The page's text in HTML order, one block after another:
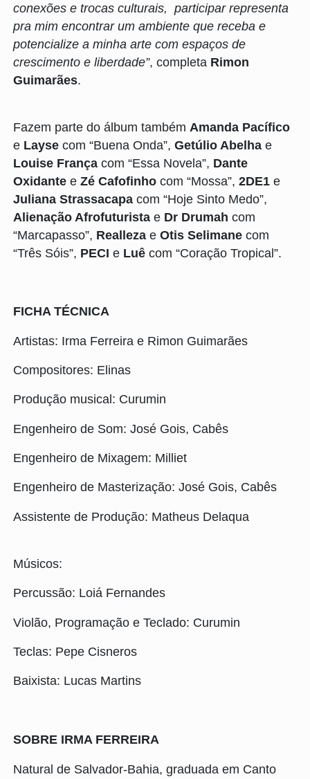
conexões e trocas culturais, participar representa
pra mim encontrar um ambiente que receba e
potencialize a minha arte com espaços de
crescimento e liberdade”, completa Rimon
Guimarães.
Fazem parte do álbum também Amanda Pacífico
e Layse com “Buena Onda”, Getúlio Abelha e
Louise França com “Essa Novela”, Dante
Oxidante e Zé Cafofinho com “Mossa”, 2DE1 e
Juliana Strassacapa com “Hoje Sinto Medo”,
Alienação Afrofuturista e Dr Drumah com
“Marcapasso”, Realleza e Otis Selimane com
“Três Sóis”, PECI e Luê com “Coração Tropical”.
FICHA TÉCNICA
Artistas: Irma Ferreira e Rimon Guimarães
Compositores: Elinas
Produção musical: Curumin
Engenheiro de Som: José Gois, Cabês
Engenheiro de Mixagem: Milliet
Engenheiro de Masterização: José Gois, Cabês
Assistente de Produção: Matheus Delaqua
Músicos:
Percussão: Loiá Fernandes
Violão, Programação e Teclado: Curumin
Teclas: Pepe Cisneros
Baixista: Lucas Martins
SOBRE IRMA FERREIRA
Natural de Salvador-Bahia, graduada em Canto